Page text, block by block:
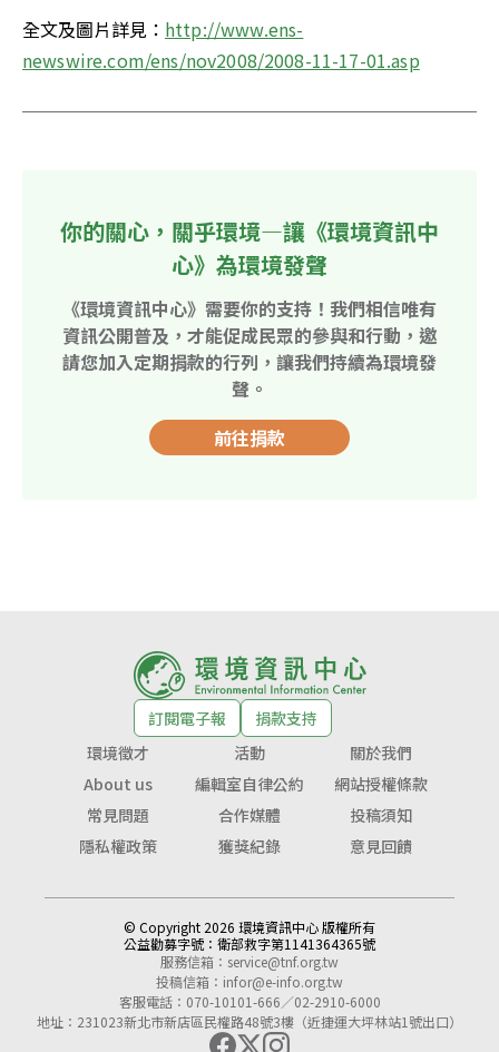
全文及圖片詳見： http://www.ens-
newswire.com/ens/nov2008/2008-11-17-01.asp
你的關心，關乎環境—讓《環境資訊中
心》為環境發聲
《環境資訊中心》需要你的支持！我們相信唯有
資訊公開普及，才能促成民眾的參與和行動，邀
請您加入定期捐款的行列，讓我們持續為環境發
聲。
前往捐款
訂閱電子報
捐款支持
環境徵才
活動
關於我們
About us
編輯室自律公約
網站授權條款
常見問題
合作媒體
投稿須知
隱私權政策
獲獎紀錄 意見回饋
© Copyright 2026 環境資訊中心 版權所有
公益勸募字號： 衛部救字第1141364365號
服務信箱： service@tnf.org.tw
投稿信箱： infor@e-info.org.tw
客服電話：070-10101-666／02-2910-6000
地址：231023新北市新店區民權路48號3樓（近捷運大坪林站1號出口）